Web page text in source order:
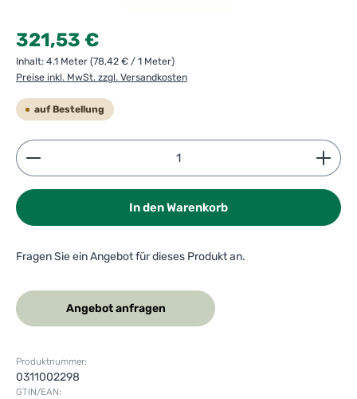
Regulärer Preis:
321,53 €
Inhalt: 4.1 Meter (78,42 € / 1 Meter)
Preise inkl. MwSt. zzgl. Versandkosten
auf Bestellung
Produkt Anzahl: Gib den gewünschten Wert ein
In den Warenkorb
Fragen Sie ein Angebot für dieses Produkt an.
Angebot anfragen
Produktnummer:
0311002298
GTIN/EAN: